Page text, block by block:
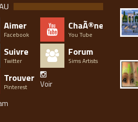
Aimer
Facebook
ChaÃ®ne
You Tube
Suivre
Twitter
Forum
Sims Artists
Trouver
Pinterest
Voir